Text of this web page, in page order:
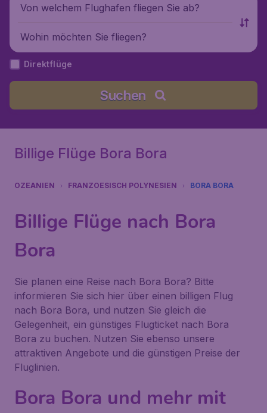
Von welchem Flughafen fliegen Sie ab?
Wohin möchten Sie fliegen?
Direktflüge
Suchen
Billige Flüge Bora Bora
OZEANIEN FRANZOESISCH POLYNESIEN BORA BORA
Billige Flüge nach Bora
Bora
Sie planen eine Reise nach Bora Bora? Bitte
informieren Sie sich hier über einen billigen Flug
nach Bora Bora, und nutzen Sie gleich die
Gelegenheit, ein günstiges Flugticket nach Bora
Bora zu buchen. Nutzen Sie ebenso unsere
attraktiven Angebote und die günstigen Preise der
Fluglinien.
Bora Bora und mehr mit